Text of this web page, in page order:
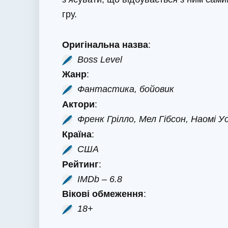
гру.
Оригінальна назва:
Boss Level
Жанр:
Фантастика, бойовик
Актори:
Френк Грілло, Мел Гібсон, Наомі
Країна:
США
Рейтинг:
IMDb – 6.8
Вікові обмеження:
18+